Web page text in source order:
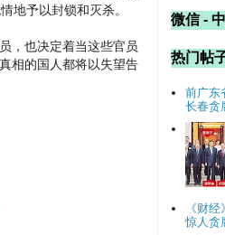
地予以封锁和灭杀。
，也决定着当这些官员
相的国人都将以失望告
微信 -
热门帖
前广东
长春贪
《财
惊人贪